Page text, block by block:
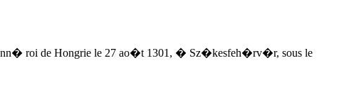
roi de Hongrie le 27 ao�t 1301 , � Sz�kesfeh�rv�r, sous le